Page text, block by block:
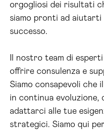
orgogliosi dei risultati
siamo pronti ad aiutarti
successo.
Il nostro team di
offrire consulenza e
Siamo consapevoli che
in continua evoluzione,
adattarci alle tue
strategici. Siamo qui